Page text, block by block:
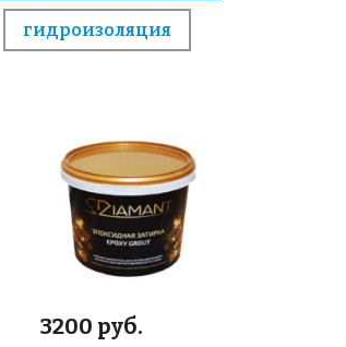
гидроизоляция
3200 руб.